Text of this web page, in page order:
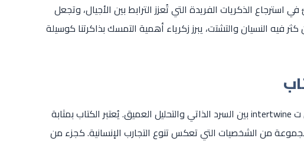
الذكريات الفريدة التي تُعزز الترابط بين الأجيال، وتجعل
فيه النسيان والتشتت، يبرز زكرياء أهمية التمسك بذاكرتنا كوسيلة
يتألف "رفوف الذاكرة" من مجموعة من النصوص التي ت intertwine بين السرد الذاتي والتحليل العميق. يُعتبر الكتاب بمثابة
من الشخصيات التي تعكس تنوع التجارب الإنسانية. كجزء من